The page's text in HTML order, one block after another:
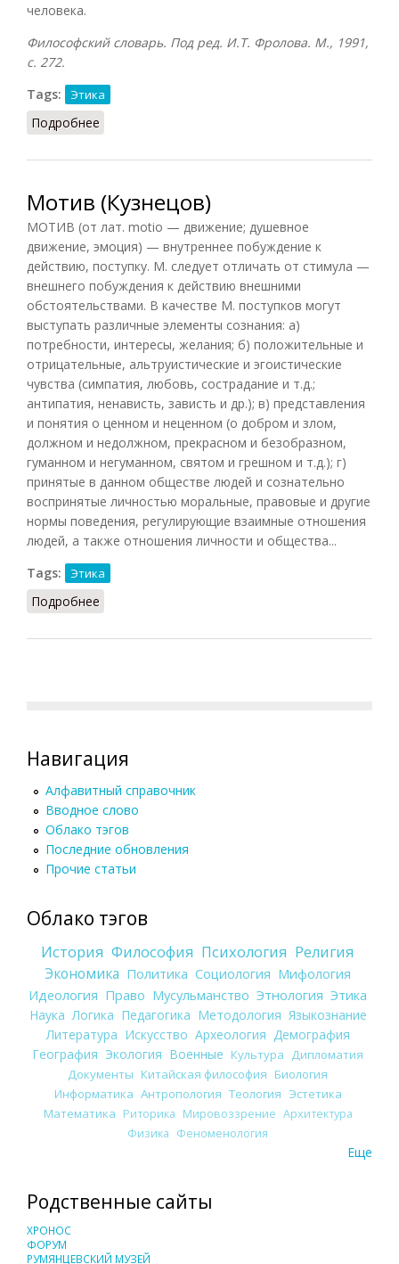
человека.
Философский словарь. Под ред. И.Т. Фролова. М., 1991,
с. 272.
Tags:
Этика
Подробнее
Мотив (Кузнецов)
МОТИВ (от лат. motio — движение; душевное
движение, эмоция) — внутреннее побуждение к
действию, поступку. М. следует отличать от стимула —
внешнего побуждения к действию внешними
обстоятельствами. В качестве М. поступков могут
выступать различные элементы сознания: а)
потребности, интересы, желания; б) положительные и
отрицательные, альтруистические и эгоистические
чувства (симпатия, любовь, сострадание и т.д.;
антипатия, ненависть, зависть и др.); в) представления
и понятия о ценном и неценном (о добром и злом,
должном и недолжном, прекрасном и безобразном,
гуманном и негуманном, святом и грешном и т.д.); г)
принятые в данном обществе людей и сознательно
воспринятые личностью моральные, правовые и другие
нормы поведения, регулирующие взаимные отношения
людей, а также отношения личности и общества...
Tags:
Этика
Подробнее
Навигация
Алфавитный справочник
Вводное слово
Облако тэгов
Последние обновления
Прочие статьи
Облако тэгов
История Философия Психология Религия
Экономика Политика Социология Мифология
Идеология Право Мусульманство Этнология Этика
Наука Логика Педагогика Методология Языкознание
Литература Искусство Археология Демография
География Экология Военные Культура
Дипломатия
Документы Китайская философия Биология
Информатика Антропология Теология Эстетика
Математика Риторика Мировоззрение Архитектура
Физика Феноменология
Еще
Родственные сайты
ХРОНОС
ФОРУМ
РУМЯНЦЕВСКИЙ МУЗЕЙ